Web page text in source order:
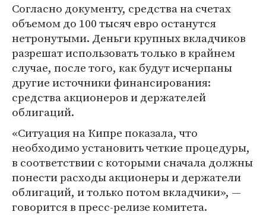
Согласно документу, средства на счетах
объемом до 100 тысяч евро останутся
нетронутыми. Деньги крупных вкладчиков
разрешат использовать только в крайнем
случае, после того, как будут исчерпаны
другие источники финансирования:
средства акционеров и держателей
облигаций.
«Ситуация на Кипре показала, что
необходимо установить четкие процедуры,
в соответствии с которыми сначала должны
понести расходы акционеры и держатели
облигаций, и только потом вкладчики», —
говорится в пресс-релизе комитета.